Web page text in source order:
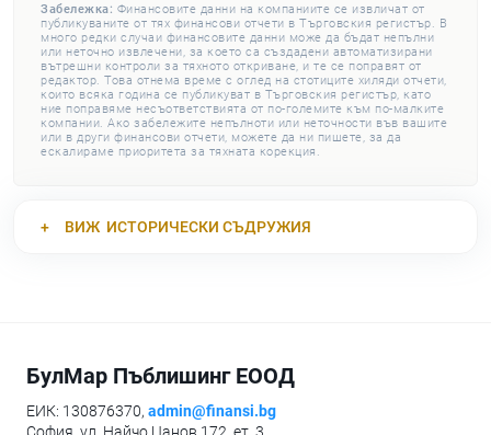
Забележка: Финансовите данни на компаниите се извличат от
публикуваните от тях финансови отчети в Търговския регистър. В
много редки случаи финансовите данни може да бъдат непълни
или неточно извлечени, за което са създадени автоматизирани
вътрешни контроли за тяхното откриване, и те се поправят от
редактор. Това отнема време с оглед на стотиците хиляди отчети,
които всяка година се публикуват в Търговския регистър, като
ние поправяме несъответствията от по-големите към по-малките
компании. Ако забележите непълноти или неточности във вашите
или в други финансови отчети, можете да ни пишете, за да
ескалираме приоритета за тяхната корекция.
ВИЖ ИСТОРИЧЕСКИ СЪДРУЖИЯ
БулМар Пъблишинг ЕООД
ЕИК: 130876370, admin@finansi.bg
София, ул. Найчо Цанов 172, ет. 3